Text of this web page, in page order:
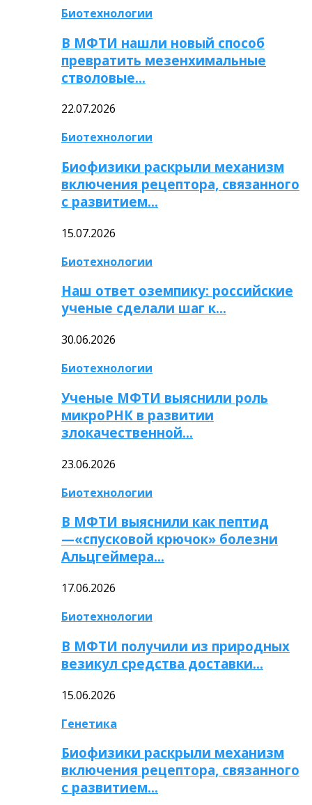
Биотехнологии
В МФТИ нашли новый способ
превратить мезенхимальные
стволовые…
22.07.2026
Биотехнологии
Биофизики раскрыли механизм
включения рецептора, связанного
с развитием…
15.07.2026
Биотехнологии
Наш ответ оземпику: российские
ученые сделали шаг к…
30.06.2026
Биотехнологии
Ученые МФТИ выяснили роль
микроРНК в развитии
злокачественной…
23.06.2026
Биотехнологии
В МФТИ выяснили как пептид
—«спусковой крючок» болезни
Альцгеймера…
17.06.2026
Биотехнологии
В МФТИ получили из природных
везикул средства доставки…
15.06.2026
Генетика
Биофизики раскрыли механизм
включения рецептора, связанного
с развитием…